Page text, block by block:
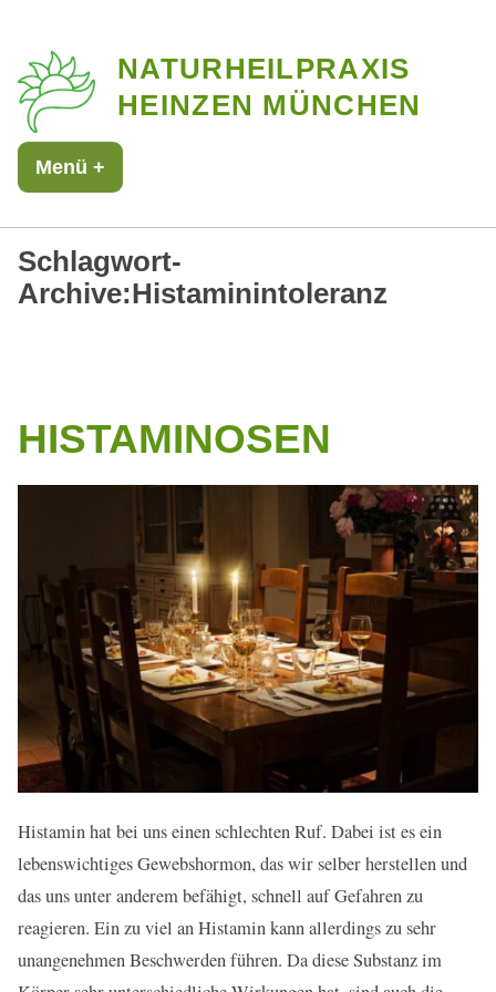
Inhalt
springen
NATURHEILPRAXIS
HEINZEN MÜNCHEN
Menü +
Schlagwort-
Archive:Histaminintoleranz
HISTAMINOSEN
Histamin hat bei uns einen schlechten Ruf. Dabei ist es ein
lebenswichtiges Gewebshormon, das wir selber herstellen und
das uns unter anderem befähigt, schnell auf Gefahren zu
reagieren. Ein zu viel an Histamin kann allerdings zu sehr
unangenehmen Beschwerden führen. Da diese Substanz im